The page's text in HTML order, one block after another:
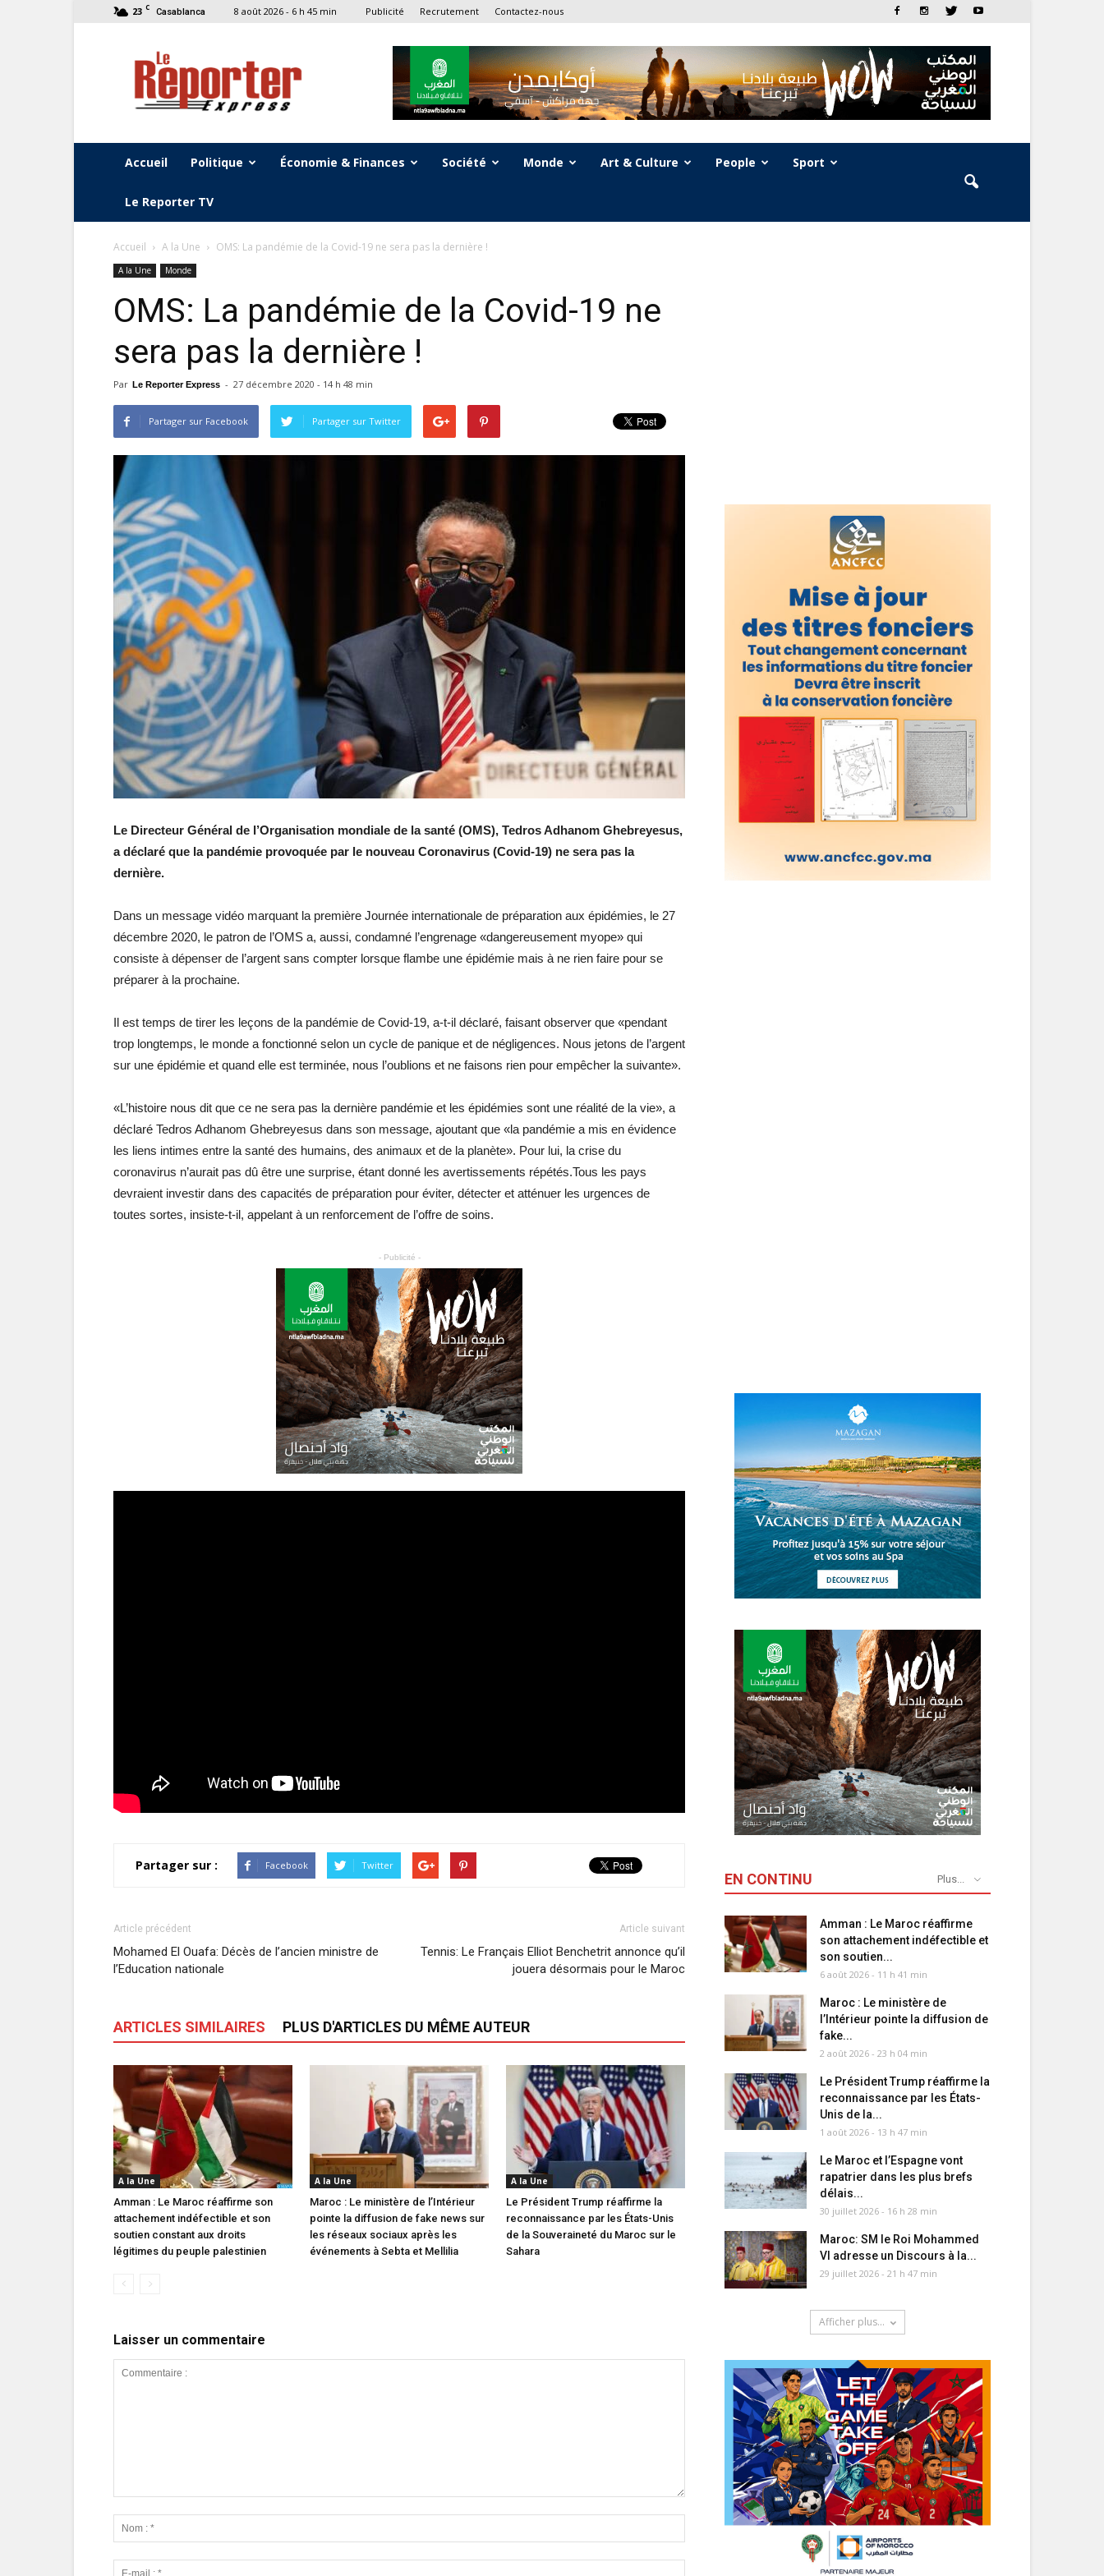
23 C Casablanca 8 août 2026 - 6 h 45 min Publicité Recrutement Contactez-nous
Le
Reporter
Express
Accueil Politique Économie & Finances Société Monde Art & Culture People Sport
Le Reporter TV
Accueil A la Une OMS: La pandémie de la Covid-19 ne sera pas la dernière !
A la Une Monde
OMS: La pandémie de la Covid-19 ne
sera pas la dernière !
Par Le Reporter Express - 27 décembre 2020 - 14 h 48 min
Partager sur Facebook Partager sur Twitter
Le Directeur Général de l’Organisation mondiale de la santé (OMS), Tedros Adhanom Ghebreyesus,
a déclaré que la pandémie provoquée par le nouveau Coronavirus (Covid-19) ne sera pas la
dernière.
Dans un message vidéo marquant la première Journée internationale de préparation aux épidémies, le 27
décembre 2020, le patron de l’OMS a, aussi, condamné l’engrenage «dangereusement myope» qui
consiste à dépenser de l’argent sans compter lorsque flambe une épidémie mais à ne rien faire pour se
préparer à la prochaine.
Il est temps de tirer les leçons de la pandémie de Covid-19, a-t-il déclaré, faisant observer que «pendant
trop longtemps, le monde a fonctionné selon un cycle de panique et de négligences. Nous jetons de l’argent
sur une épidémie et quand elle est terminée, nous l’oublions et ne faisons rien pour empêcher la suivante».
«L’histoire nous dit que ce ne sera pas la dernière pandémie et les épidémies sont une réalité de la vie», a
déclaré Tedros Adhanom Ghebreyesus dans son message, ajoutant que «la pandémie a mis en évidence
les liens intimes entre la santé des humains, des animaux et de la planète». Pour lui, la crise du
coronavirus n’aurait pas dû être une surprise, étant donné les avertissements répétés.Tous les pays
devraient investir dans des capacités de préparation pour éviter, détecter et atténuer les urgences de
toutes sortes, insiste-t-il, appelant à un renforcement de l’offre de soins.
- Publicité -
Partager sur : Facebook Twitter
Article précédent
Mohamed El Ouafa: Décès de l’ancien ministre de
l’Education nationale
Article suivant
Tennis: Le Français Elliot Benchetrit annonce qu’il
jouera désormais pour le Maroc
ARTICLES SIMILAIRES PLUS D'ARTICLES DU MÊME AUTEUR
A la Une
Amman : Le Maroc réaffirme son
attachement indéfectible et son
soutien constant aux droits
légitimes du peuple palestinien
A la Une
Maroc : Le ministère de l’Intérieur
pointe la diffusion de fake news sur
les réseaux sociaux après les
événements à Sebta et Mellilia
A la Une
Le Président Trump réaffirme la
reconnaissance par les États-Unis
de la Souveraineté du Maroc sur le
Sahara
Laisser un commentaire
EN CONTINU Plus...
Amman : Le Maroc réaffirme
son attachement indéfectible et
son soutien...
6 août 2026 - 11 h 41 min
Maroc : Le ministère de
l’Intérieur pointe la diffusion de
fake...
2 août 2026 - 23 h 04 min
Le Président Trump réaffirme la
reconnaissance par les États-
Unis de la...
1 août 2026 - 13 h 47 min
Le Maroc et l’Espagne vont
rapatrier dans les plus brefs
délais...
30 juillet 2026 - 16 h 28 min
Maroc: SM le Roi Mohammed
VI adresse un Discours à la...
29 juillet 2026 - 21 h 47 min
Afficher plus...